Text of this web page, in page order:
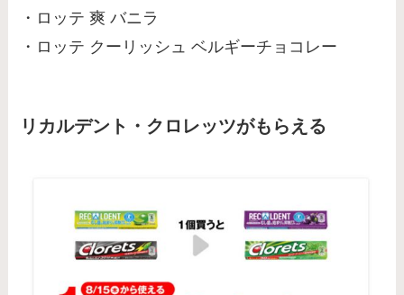
・ロッテ 爽 バニラ
・ロッテ クーリッシュ ベルギーチョコレー
リカルデント・クロレッツがもらえる